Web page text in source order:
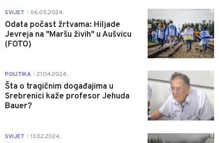
SVIJET 06.05.2024.
Odata počast žrtvama: Hiljade
Jevreja na "Maršu živih" u Aušvicu
(FOTO)
0
POLITIKA 21.04.2024.
Šta o tragičnim događajima u
Srebrenici kaže profesor Jehuda
Bauer?
0
SVIJET 13.02.2024. 0